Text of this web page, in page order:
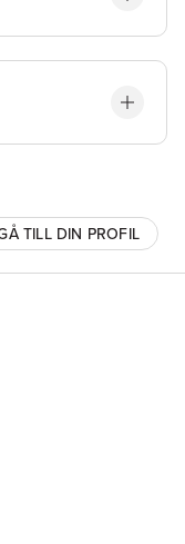
TILL DIN PROFIL